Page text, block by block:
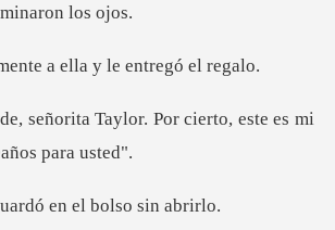
ente a ella y le
aylor. Por cierto, este es mi
en el bo